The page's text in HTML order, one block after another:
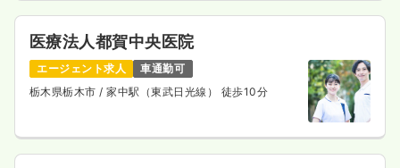
医療法人都賀中央医院
エージェント求人
車通勤可
栃木県栃木市/ 家中駅（東武日光線） 徒歩10分